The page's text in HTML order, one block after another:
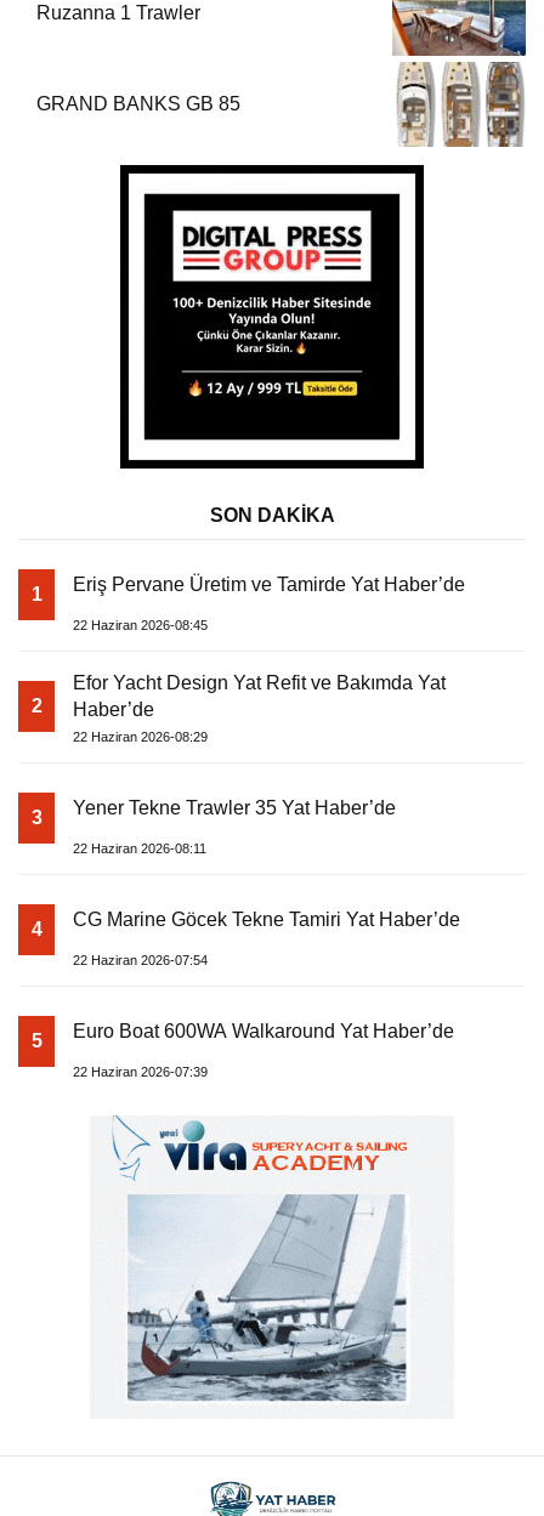
Ruzanna 1 Trawler
GRAND BANKS GB 85
SON DAKİKA
1 Eriş Pervane Üretim ve Tamirde Yat Haber’de
22 Haziran 2026-08:45
2
Efor Yacht Design Yat Refit ve Bakımda Yat
Haber’de
22 Haziran 2026-08:29
3 Yener Tekne Trawler 35 Yat Haber’de
22 Haziran 2026-08:11
4 CG Marine Göcek Tekne Tamiri Yat Haber’de
22 Haziran 2026-07:54
5 Euro Boat 600WA Walkaround Yat Haber’de
22 Haziran 2026-07:39